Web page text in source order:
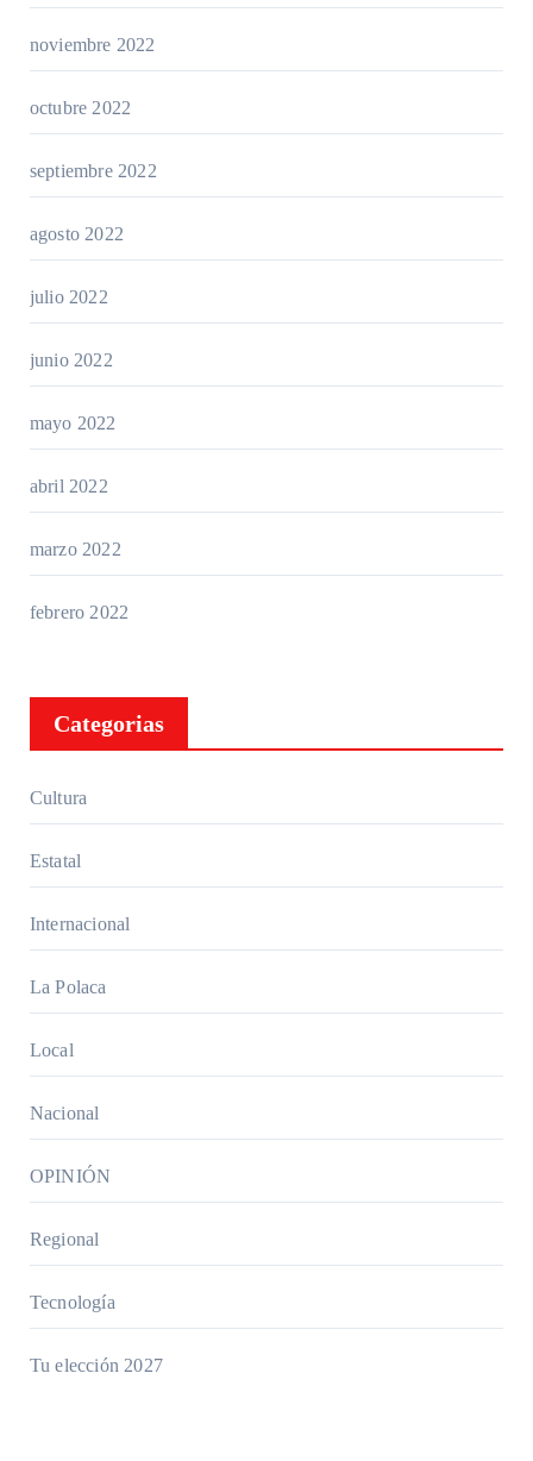
noviembre 2022
octubre 2022
septiembre 2022
agosto 2022
julio 2022
junio 2022
mayo 2022
abril 2022
marzo 2022
febrero 2022
Categorias
Cultura
Estatal
Internacional
La Polaca
Local
Nacional
OPINIÓN
Regional
Tecnología
Tu elección 2027